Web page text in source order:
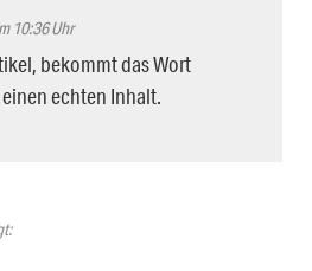
10:36 Uhr
bekommt das Wort
echten Inhalt.